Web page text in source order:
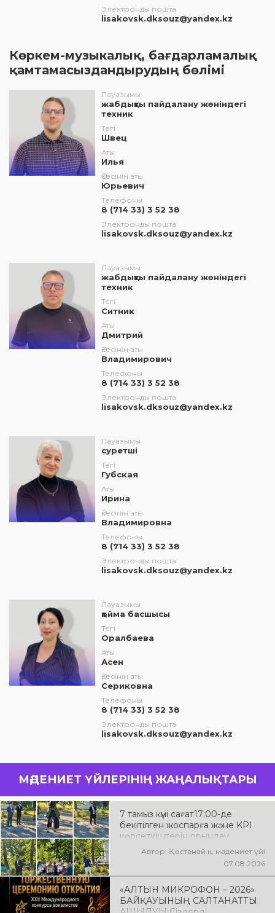
Электронды пошта
lisakovsk.dksouz@yandex.kz
Көркем-музыкалық, бағдарламалық
қамтамасыздандырудың бөлімі
Лауазымы
жабдықты пайдалану жөніндегі
техник
Тегі
Швец
Аты
Илья
Әкесінің аты
Юрьевич
Телефоны
8 (714 33) 3 52 38
Электронды пошта
lisakovsk.dksouz@yandex.kz
Лауазымы
жабдықты пайдалану жөніндегі
техник
Тегі
Ситник
Аты
Дмитрий
Әкесінің аты
Владимирович
Телефоны
8 (714 33) 3 52 38
Электронды пошта
lisakovsk.dksouz@yandex.kz
Лауазымы
суретші
Тегі
Губская
Аты
Ирина
Әкесінің аты
Владимировна
Телефоны
8 (714 33) 3 52 38
Электронды пошта
lisakovsk.dksouz@yandex.kz
Лауазымы
қойма басшысы
Тегі
Оралбаева
Аты
Асен
Әкесінің аты
Сериковна
Телефоны
8 (714 33) 3 52 38
Электронды пошта
lisakovsk.dksouz@yandex.kz
МӘДЕНИЕТ ҮЙЛЕРІНІҢ ЖАҢАЛЫҚТАРЫ
7 тамыз күні сағат17:00-де
бекітілген жоспарға және KPI
көрсеткіштерін орындау
аясында «Таза Қазақстан»
экологиялық акциясына
арналған көшпелі концерт
Меңдіқара ауданының Красная
Пресня ауылында өткізілді
Автор: Қостанай қ. мәдениет үйі
07.08.2026
«АЛТЫН МИКРОФОН – 2026»
БАЙҚАУЫНЫҢ САЛТАНАТТЫ